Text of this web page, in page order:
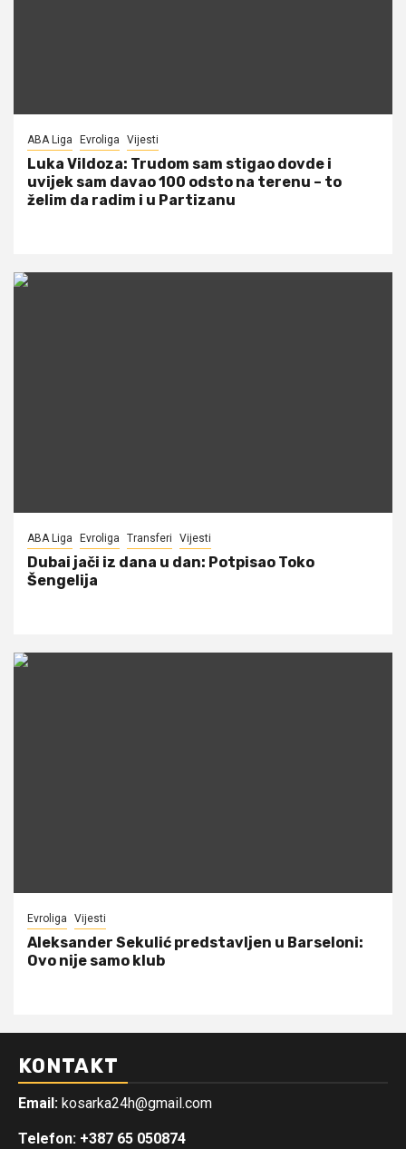
ABA Liga Evroliga Vijesti
Luka Vildoza: Trudom sam stigao dovde i
uvijek sam davao 100 odsto na terenu – to
želim da radim i u Partizanu
ABA Liga Evroliga Transferi Vijesti
Dubai jači iz dana u dan: Potpisao Toko
Šengelija
Evroliga Vijesti
Aleksander Sekulić predstavljen u Barseloni:
Ovo nije samo klub
KONTAKT
Email: kosarka24h@gmail.com
Telefon: +387 65 050874